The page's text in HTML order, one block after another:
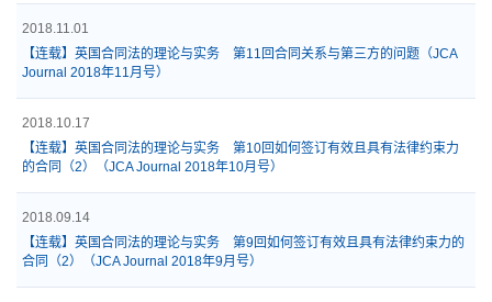
2018.11.01
【连载】英国合同法的理论与实务 第11回合同关系与第三方的问题（JCA
Journal 2018年11月号）
2018.10.17
【连载】英国合同法的理论与实务 第10回如何签订有效且具有法律约束力
的合同（2）（JCA Journal 2018年10月号）
2018.09.14
【连载】英国合同法的理论与实务 第9回如何签订有效且具有法律约束力的
合同（2）（JCA Journal 2018年9月号）